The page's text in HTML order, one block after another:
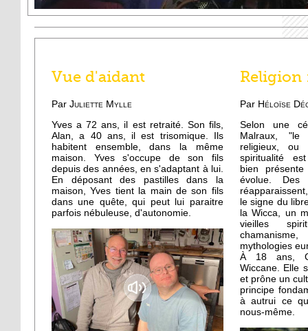
Vue d'aidant
Par Juliette Mylle
Yves a 72 ans, il est retraité. Son fils,
Alan, a 40 ans, il est trisomique. Ils
habitent ensemble, dans la même
maison. Yves s'occupe de son fils
depuis des années, en s'adaptant à lui.
En déposant des pastilles dans la
maison, Yves tient la main de son fils
dans une quête, qui peut lui paraitre
parfois nébuleuse, d'autonomie.
Religion
Par Héloïse
Selon une
Malraux, "le
religieux,
spiritualité
bien
évolue. Des
le signe du
la Wicca, un
vieilles
mythologies
À 18 ans,
Wiccane. Elle
et prône un
principe
à autrui ce
nous-même.